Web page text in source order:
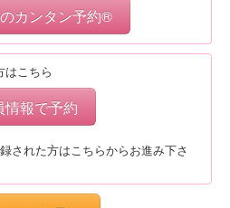
カンタン予約®
はこちら
情報で予約
された方はこちらからお進み下さ